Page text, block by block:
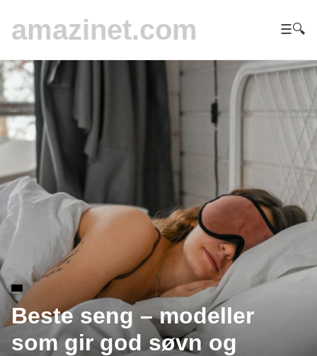
amazinet.com ☰🔍
Beste seng – modeller
som gir god søvn og